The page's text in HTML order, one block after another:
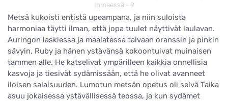
Ihmeessä - 9
Metsä kukoisti entistä upeampana, ja niin suloista
harmoniaa täytti ilman, että jopa tuulet näyttivät laulavan.
Auringon laskiessa ja maalatessa taivaan oranssin ja pinkin
sävyin, Ruby ja hänen ystävänsä kokoontuivat muinaisen
tammen alle. He katselivat ympärilleen kaikkia onnellisia
kasvoja ja tiesivät sydämissään, että he olivat avanneet
iloisen salaisuuden. Lumotun metsän opetus oli selvä Taika
asuu jokaisessa ystävällisessä teossa, ja kun sydämet